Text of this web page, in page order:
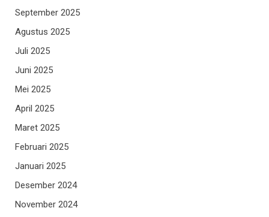
September 2025
Agustus 2025
Juli 2025
Juni 2025
Mei 2025
April 2025
Maret 2025
Februari 2025
Januari 2025
Desember 2024
November 2024